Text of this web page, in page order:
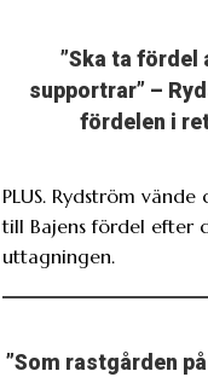
”Ska ta fördel
supportrar” –
fördelen i
PLUS. Rydström
till Bajens fördel efter
uttagningen.
”Som rastgården